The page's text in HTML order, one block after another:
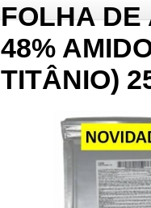
FOLHA DE
48%
TITÂNIO)